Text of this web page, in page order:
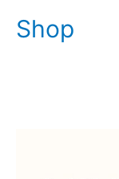
Shop